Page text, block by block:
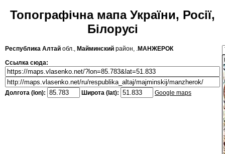
Топографічна мапа України, Росії,
Білорусі
Республика Алтай обл., Майминский район, .МАНЖЕРОК
Ссылка сюда:
Долгота (lon): Широта (lat): Google maps